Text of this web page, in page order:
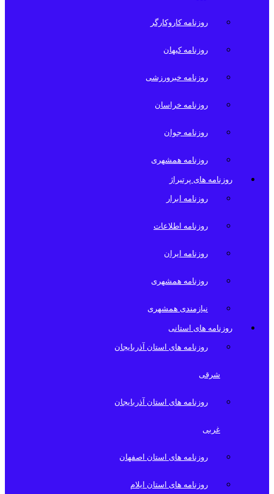
روزنامه کاروکارگر
روزنامه کیهان
روزنامه خبرورزشی
روزنامه خراسان
روزنامه جوان
روزنامه همشهری
روزنامه های پرتیراژ
روزنامه ابرار
روزنامه اطلاعات
روزنامه ایران
روزنامه همشهری
نیازمندی همشهری
روزنامه های استانی
روزنامه های استان آذربایجان
شرقی
روزنامه های استان آذربایجان
غربی
روزنامه های استان اصفهان
روزنامه های استان ایلام